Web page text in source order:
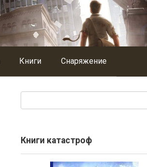
Книги Снаряжение
Книги катастроф